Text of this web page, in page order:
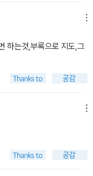
페르시아군과 그리스군은
전쟁에서 전제정치 즉,
즉, 민주주의를 표방하는
아가 이민족의 노예화에
를 비롯한 그리스인들의
자유의지로 충만했다. 때문
않고 페르시아에 맞서
유를 향한 인간의 처절한
법칙이 있어 전제적 세
하는것,부록으로 지도,그